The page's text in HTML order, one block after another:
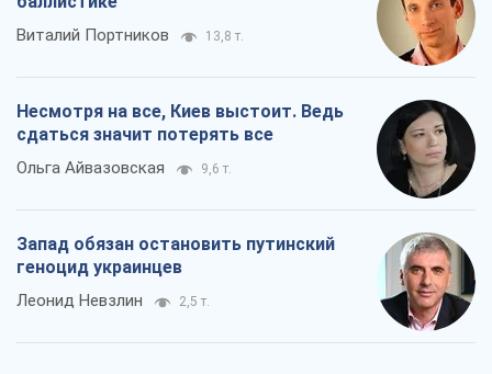
Виталий Портников 13,8 т.
Несмотря на все, Киев выстоит. Ведь
сдаться значит потерять все
Ольга Айвазовская 9,6 т.
Запад обязан остановить путинский
геноцид украинцев
Леонид Невзлин 2,5 т.